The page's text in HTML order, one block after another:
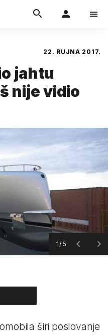
22. RUJNA 2017.
jahtu
nije vidio
1/5
širi poslovanje